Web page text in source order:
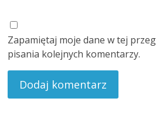
Zapamiętaj moje dane w tej
pisania kolejnych komentarzy.